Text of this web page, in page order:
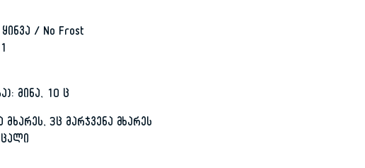
/ No Frost
მინა, 10 ც
3ც მარჯვენა მხარეს